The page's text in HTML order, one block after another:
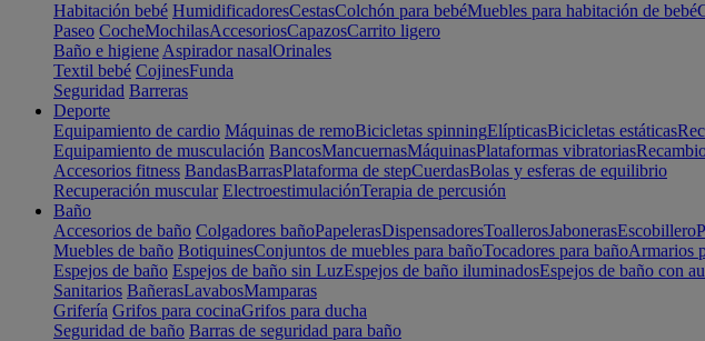
Habitación bebé HumidificadoresCestasColchón para bebéMuebles para habitación de bebé
Paseo CocheMochilasAccesoriosCapazosCarrito ligero
Baño e higiene Aspirador nasalOrinales
Textil bebé CojinesFunda
Seguridad Barreras
Deporte
Equipamiento de cardio Máquinas de remoBicicletas spinningElípticasBicicletas estáticas
Equipamiento de musculación BancosMancuernasMáquinasPlataformas vibratorias
Accesorios fitness BandasBarrasPlataforma de stepCuerdasBolas y esferas de equilibrio
Recuperación muscular ElectroestimulaciónTerapia de percusión
Baño
Accesorios de baño Colgadores bañoPapelerasDispensadoresToallerosJabonerasEscobillero
Muebles de baño BotiquinesConjuntos de muebles para bañoTocadores para bañoArmarios
Espejos de baño Espejos de baño sin LuzEspejos de baño iluminadosEspejos de baño con
Sanitarios BañerasLavabosMamparas
Grifería Grifos para cocinaGrifos para ducha
Seguridad de baño Barras de seguridad para baño